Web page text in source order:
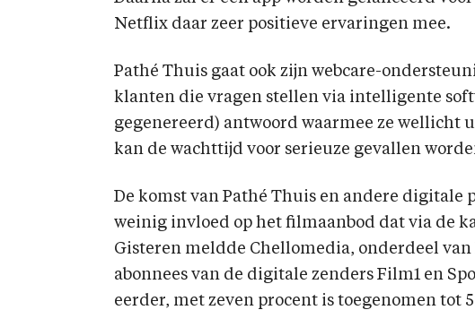
Netflix daar zeer positieve ervaringen mee.
Pathé Thuis gaat ook zijn webcare-
klanten die vragen stellen via intelligente
gegenereerd) antwoord waarmee ze wellicht
kan de wachttijd voor serieuze gevallen
De komst van Pathé Thuis en andere digitale
weinig invloed op het filmaanbod dat via de
Gisteren meldde Chellomedia, onderdeel
abonnees van de digitale zenders Film1 en
eerder, met zeven procent is toegenomen tot